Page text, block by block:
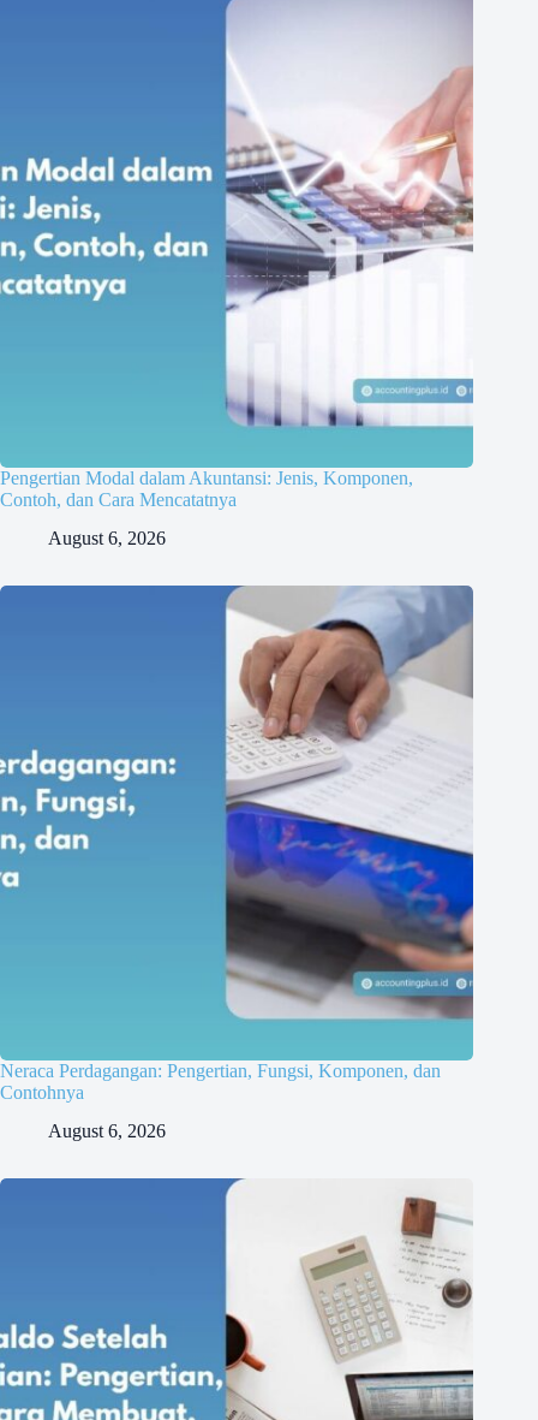
Pengertian Modal dalam Akuntansi: Jenis, Komponen,
Contoh, dan Cara Mencatatnya
August 6, 2026
Neraca Perdagangan: Pengertian, Fungsi, Komponen, dan
Contohnya
August 6, 2026